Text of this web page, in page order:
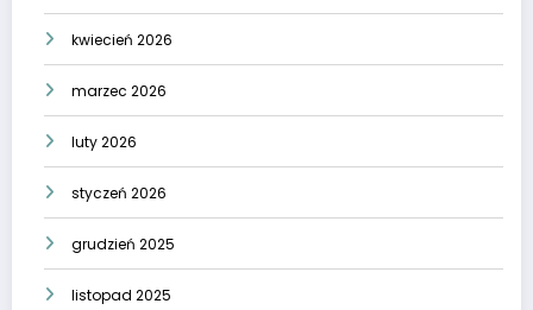
kwiecień 2026
marzec 2026
luty 2026
styczeń 2026
grudzień 2025
listopad 2025